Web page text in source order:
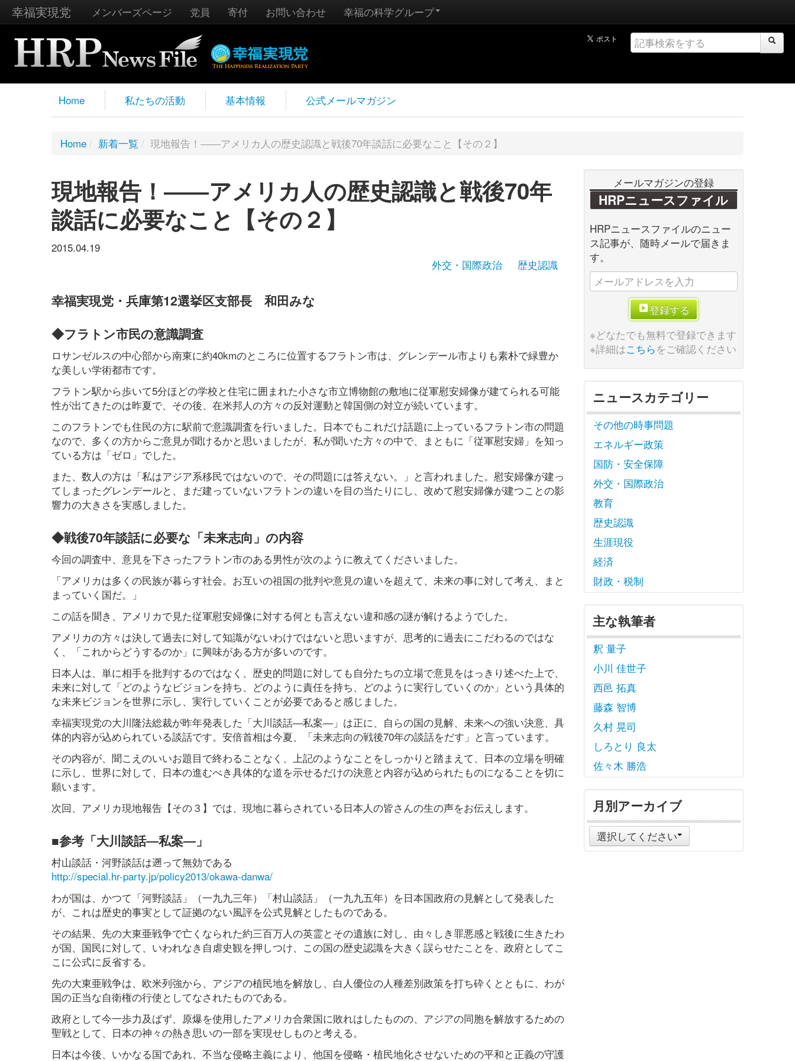
幸福実現党 メンバーズページ 党員 寄付 お問い合わせ 幸福の科学グループ
Home 私たちの活動 基本情報 公式メールマガジン
Home / 新着一覧 / 現地報告！――アメリカ人の歴史認識と戦後70年談話に必要なこと【その２】
現地報告！――アメリカ人の歴史認識と戦後70年
談話に必要なこと【その２】
2015.04.19
外交・国際政治
歴史認識
幸福実現党・兵庫第12選挙区支部長 和田みな
◆フラトン市民の意識調査
ロサンゼルスの中心部から南東に約40kmのところに位置するフラトン市は、グレンデール市よりも素朴で緑豊か
な美しい学術都市です。
フラトン駅から歩いて5分ほどの学校と住宅に囲まれた小さな市立博物館の敷地に従軍慰安婦像が建てられる可能
性が出てきたのは昨夏で、その後、在米邦人の方々の反対運動と韓国側の対立が続いています。
このフラトンでも住民の方に駅前で意識調査を行いました。日本でもこれだけ話題に上っているフラトン市の問題
なので、多くの方からご意見が聞けるかと思いましたが、私が聞いた方々の中で、まともに「従軍慰安婦」を知っ
ている方は「ゼロ」でした。
また、数人の方は「私はアジア系移民ではないので、その問題には答えない。」と言われました。慰安婦像が建っ
てしまったグレンデールと、まだ建っていないフラトンの違いを目の当たりにし、改めて慰安婦像が建つことの影
響力の大きさを実感しました。
◆戦後70年談話に必要な「未来志向」の内容
今回の調査中、意見を下さったフラトン市のある男性が次のように教えてくださいました。
「アメリカは多くの民族が暮らす社会。お互いの祖国の批判や意見の違いを超えて、未来の事に対して考え、まと
まっていく国だ。」
この話を聞き、アメリカで見た従軍慰安婦像に対する何とも言えない違和感の謎が解けるようでした。
アメリカの方々は決して過去に対して知識がないわけではないと思いますが、思考的に過去にこだわるのではな
く、「これからどうするのか」に興味がある方が多いのです。
日本人は、単に相手を批判するのではなく、歴史的問題に対しても自分たちの立場で意見をはっきり述べた上で、
未来に対して「どのようなビジョンを持ち、どのように責任を持ち、どのように実行していくのか」という具体的
な未来ビジョンを世界に示し、実行していくことが必要であると感じました。
幸福実現党の大川隆法総裁が昨年発表した「大川談話―私案―」は正に、自らの国の見解、未来への強い決意、具
体的内容が込められている談話です。安倍首相は今夏、「未来志向の戦後70年の談話をだす」と言っています。
その内容が、聞こえのいいお題目で終わることなく、上記のようなことをしっかりと踏まえて、日本の立場を明確
に示し、世界に対して、日本の進むべき具体的な道を示せるだけの決意と内容が込められたものになることを切に
願います。
次回、アメリカ現地報告【その３】では、現地に暮らされている日本人の皆さんの生の声をお伝えします。
■参考「大川談話―私案―」
村山談話・河野談話は遡って無効である
http://special.hr-party.jp/policy2013/okawa-danwa/
わが国は、かつて「河野談話」（一九九三年）「村山談話」（一九九五年）を日本国政府の見解として発表した
が、これは歴史的事実として証拠のない風評を公式見解としたものである。
その結果、先の大東亜戦争で亡くなられた約三百万人の英霊とその遺族に対し、由々しき罪悪感と戦後に生きたわ
が国、国民に対して、いわれなき自虐史観を押しつけ、この国の歴史認識を大きく誤らせたことを、政府としてこ
こに公式に反省する。
先の大東亜戦争は、欧米列強から、アジアの植民地を解放し、白人優位の人種差別政策を打ち砕くとともに、わが
国の正当な自衛権の行使としてなされたものである。
政府として今一歩力及ばず、原爆を使用したアメリカ合衆国に敗れはしたものの、アジアの同胞を解放するための
聖戦として、日本の神々の熱き思いの一部を実現せしものと考える。
日本は今後、いかなる国であれ、不当な侵略主義により、他国を侵略・植民地化させないための平和と正義の守護
メールマガジンの登録
HRPニュースファイル
HRPニュースファイルのニュー
ス記事が、随時メールで届きま
す。
登録する
※どなたでも無料で登録できます
※詳細はこちらをご確認ください
ニュースカテゴリー
その他の時事問題
エネルギー政策
国防・安全保障
外交・国際政治
教育
歴史認識
生涯現役
経済
財政・税制
主な執筆者
釈 量子
小川 佳世子
西邑 拓真
藤森 智博
久村 晃司
しろとり 良太
佐々木 勝浩
月別アーカイブ
選択してください